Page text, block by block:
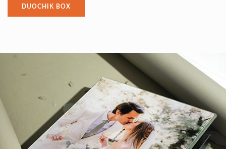
DUOCHIK BOX